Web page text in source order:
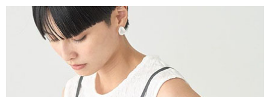
消。如遇「轉專審核」未通過狀況，表示未達大哥付你分期系統評分，恕無
法說明評估內容。
【繳款方式說明】
1.分期款項不併入電信帳單，「大哥付你分期」於每月結算日後寄送繳費提
2.透過簡訊連結打開帳單後，可選擇「超商條碼／台灣大直營門市／銀行轉
帳／街口支付／iPASS MONEY」等通路繳費。
１．簡單：不需註冊會員、不需綁卡、不需儲值。
２．便利：只要手機號碼，簡訊認證，即可結帳。
３．安心：先確認商品／服務後，再付款。
【「AFTEE先享後付」結帳流程】
１．於結帳方式選擇「AFTEE先享後付」後，將跳轉至「AFTEE先享後付」
結帳頁面，進行簡訊認證並確認金額後，即可完成結帳。
２．訂單成立數日內，您將收到繳費通知簡訊。
３．收到繳費通知簡訊後14天內，點擊此簡訊中的連結，可透過四大超商／
運送方式
全家取貨付款
每筆NT$60，滿NT$1,500(含以上)免運費
每筆NT$60，滿NT$1,500(含以上)免運費